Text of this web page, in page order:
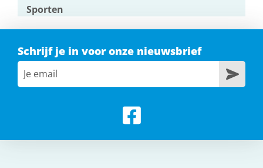
Sporten
Volleybal, Handbal, Voetbal, Badminton, Basketbal,
Schrijf je in voor onze nieuwsbrief